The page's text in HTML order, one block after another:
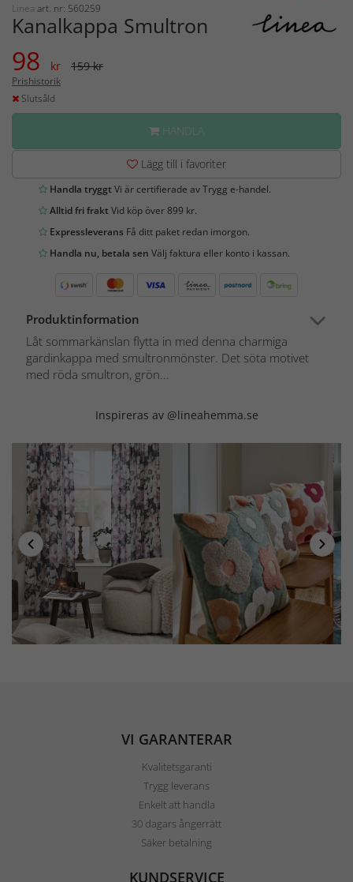
Linea art. nr: 560259
Kanalkappa Smultron
98 kr 159 kr
Prishistorik
Slutsåld
HANDLA
Lägg till i favoriter
Handla tryggtVi är certifierade av Trygg e-handel.
Alltid fri fraktVid köp över 899 kr.
Expressleverans Få ditt paket redan imorgon.
Handla nu, betala sen Välj faktura eller konto i kassan.
Produktinformation
Låt sommarkänslan flytta in med denna charmiga
gardinkappa med smultronmönster. Det söta motivet
med röda smultron, grön...
Inspireras av @lineahemma.se
VI GARANTERAR
Kvalitetsgaranti
Trygg leverans
Enkelt att handla
30 dagars ångerrätt
Säker betalning
KUNDSERVICE